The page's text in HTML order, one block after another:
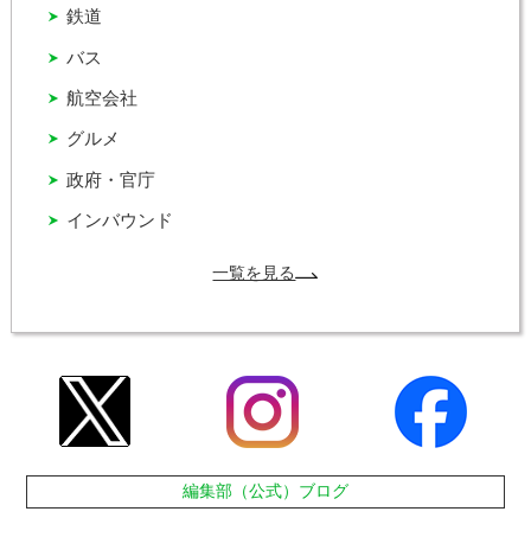
インバウンド
グルメ
バス
政府・官庁
航空会社
鉄道
一覧を見る
編集部（公式）ブログ